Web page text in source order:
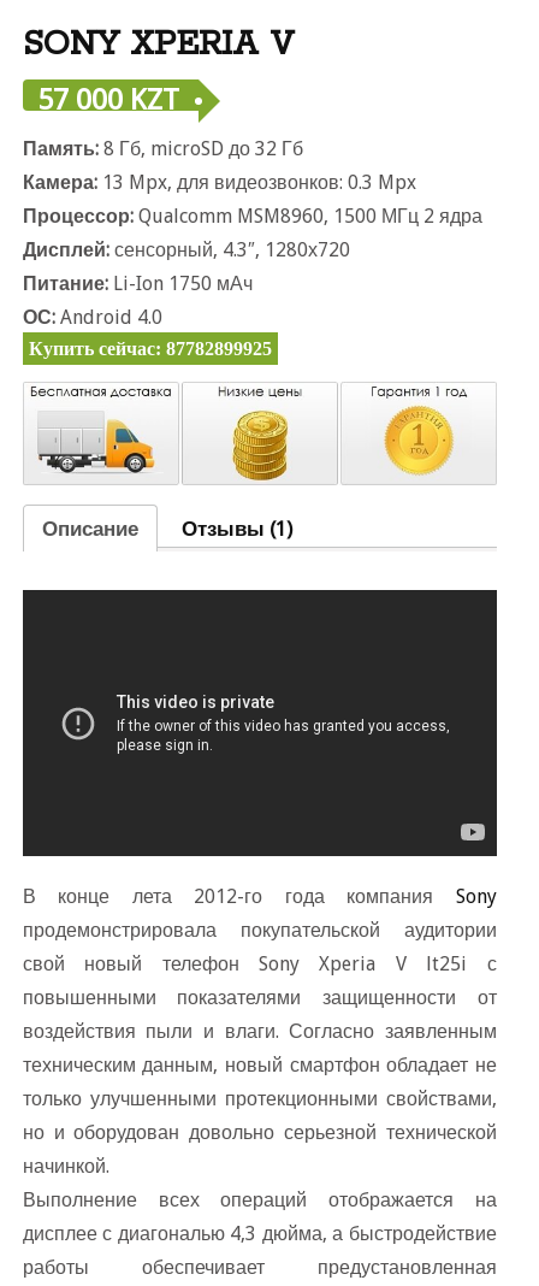
SONY XPERIA V
57 000 KZT
Память:8 Гб, microSD до 32 Г
Камера:13 Mpx, для видеозвонков: 0.3 Mpx
Процессор:Qualcomm MSM8960, 1500 МГц 2 ядра
Дисплей:сенсорный, 4.3″, 1280х720
Питание:Li-Ion 1750 мАч
ОС:Android 4.0
Купить сейчас: 87782899925
Описание Отзывы (1)
конце лета 2012-го года компания Sony
продемонстрировала покупательской аудитории
свой новый телефон Sony Xperia V lt25i с
повышенными показателями защищенности от
оздействия пыли и влаги. Согласно заявленным
техническим данным, новый смартфон обладает не
только улучшенными протекционными свойствами,
но и оборудован довольно серьезной технической
начинкой.
ыполнение всех операций отображается на
дисплее с диагональю 4,3 дюйма, а быстродействие
работы обеспечивает предустановленная